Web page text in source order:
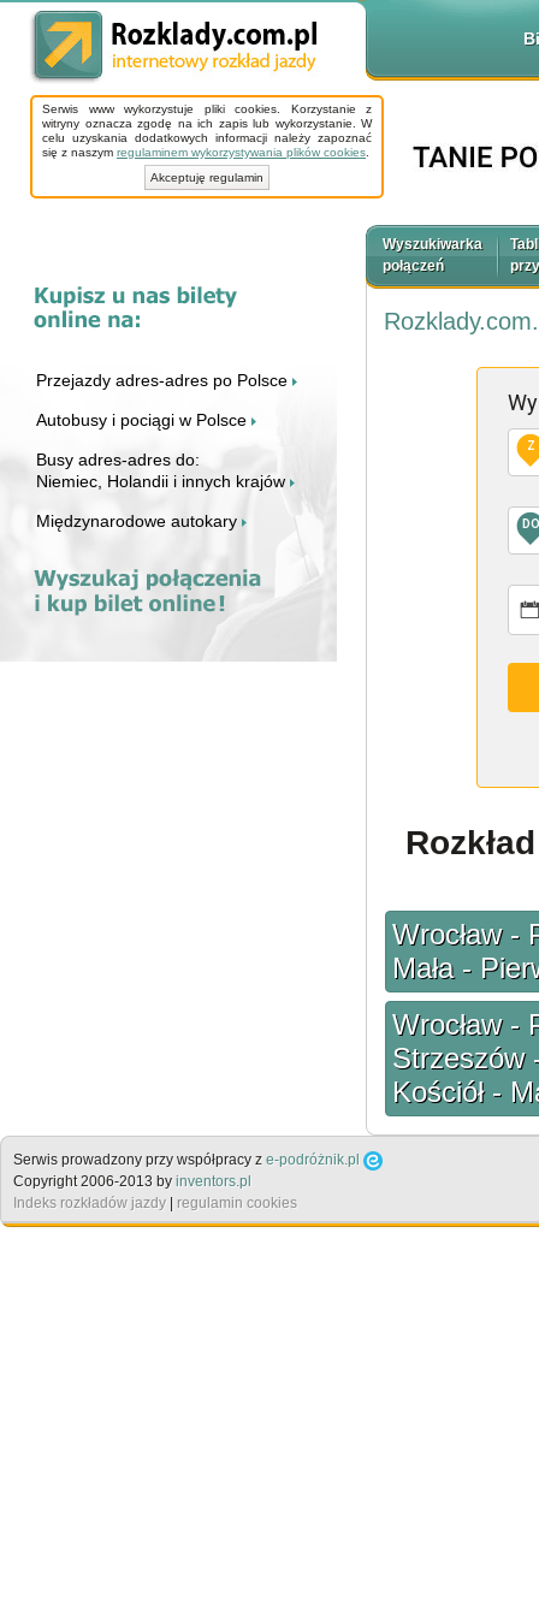
Serwis www wykorzystuje pliki cookies. Korzystanie z
witryny oznacza zgodę na ich zapis lub wykorzystanie. W
celu uzyskania dodatkowych informacji należy zapoznać
się z naszym regulaminem wykorzystywania plików cookies
Akceptuję regulamin
Przejazdy adres-adres po Polsce
Autobusy i pociągi w Polsce
Busy adres-adres do:
Niemiec, Holandii i innych krajów
Międzynarodowe autokary
Wyszukiwarka
połączeń
Z
DO
Wrocław -
Mała -
Wrocław -
Strzeszów
Kościół -
Serwis prowadzony przy współpracy z e-podróżnik.pl
Copyright 2006-2013 by inventors.pl
Indeks rozkładów jazdy
regulamin cookies